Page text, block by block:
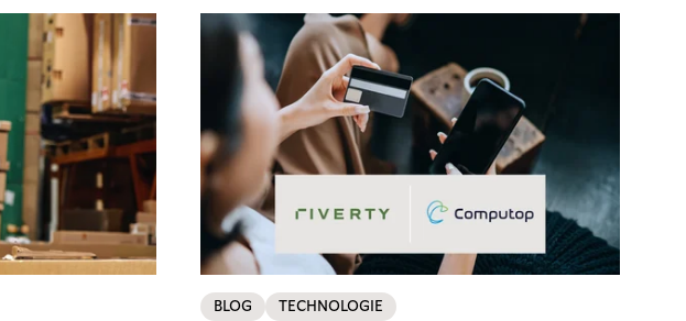
(DSGVO) – geraten viele Unternehmen an die
Grenzen traditioneller Compliance-Mechanismen.
BLOG TECHNOLOGIE